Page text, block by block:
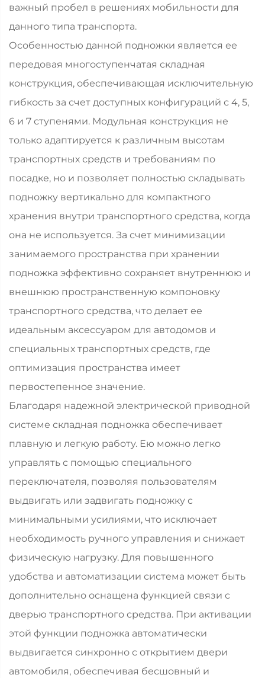
важный пробел в решениях мобильности для
данного типа транспорта.
Особенностью данной подножки является ее
передовая многоступенчатая складная
конструкция, обеспечивающая исключительную
гибкость за счет доступных конфигураций с 4, 5,
6 и 7 ступенями. Модульная конструкция не
только адаптируется к различным высотам
транспортных средств и требованиям по
посадке, но и позволяет полностью складывать
подножку вертикально для компактного
хранения внутри транспортного средства, когда
она не используется. За счет минимизации
занимаемого пространства при хранении
подножка эффективно сохраняет внутреннюю и
внешнюю пространственную компоновку
транспортного средства, что делает ее
идеальным аксессуаром для автодомов и
специальных транспортных средств, где
оптимизация пространства имеет
первостепенное значение.
Благодаря надежной электрической приводной
системе складная подножка обеспечивает
плавную и легкую работу. Ею можно легко
управлять с помощью специального
переключателя, позволяя пользователям
выдвигать или задвигать подножку с
минимальными усилиями, что исключает
необходимость ручного управления и снижает
физическую нагрузку. Для повышенного
удобства и автоматизации система может быть
дополнительно оснащена функцией связи с
дверью транспортного средства. При активации
этой функции подножка автоматически
выдвигается синхронно с открытием двери
автомобиля, обеспечивая бесшовный и